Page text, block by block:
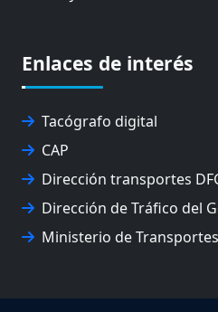
EXPOLOGÍSTICA
FEVATRANS (FEDERACIÓN
GIZLOGA
JUNTA ARBITRAL DEL
UPV/EHU
Enlaces de interés
Tacógrafo digital
CAP
Dirección transportes
Dirección de Tráfico del
Ministerio de